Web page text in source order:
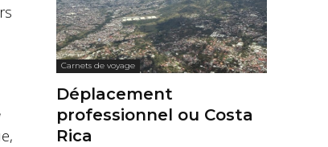
Carnets de voyage
Déplacement
professionnel ou Costa
Rica